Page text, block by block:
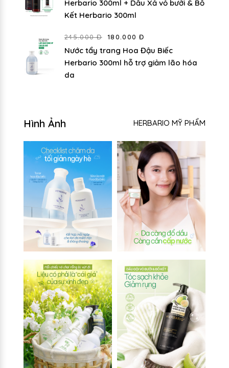
Herbario 300ml + Dầu Xả vỏ bưởi & Bồ
Kết Herbario 300ml
245.000 Đ 180.000 Đ
Nước tẩy trang Hoa Đậu Biếc
Herbario 300ml hỗ trợ giảm lão hóa
da
Hình Ảnh HERBARIO MỸ PHẨM